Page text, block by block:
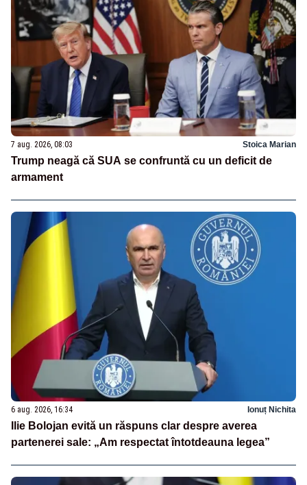
7 aug. 2026, 08:03 Stoica Marian
Trump neagă că SUA se confruntă cu un deficit de
armament
6 aug. 2026, 16:34 Ionuț Nichita
Ilie Bolojan evită un răspuns clar despre averea
partenerei sale: „Am respectat întotdeauna legea”